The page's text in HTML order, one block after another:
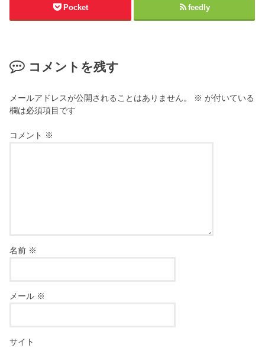
Pocket feedly
コメントを残す
メールアドレスが公開されることはありません。 ※ が付いている
欄は必須項目です
コメント ※
名前 ※
メール ※
サイト